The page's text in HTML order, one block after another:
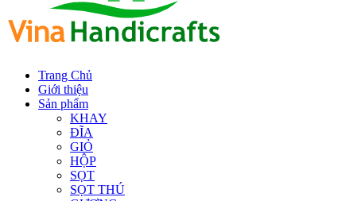
Trang Chủ
Giới thiệu
Sản phẩm
KHAY
ĐĨA
GIỎ
HỘP
SỌT
SỌT THÚ